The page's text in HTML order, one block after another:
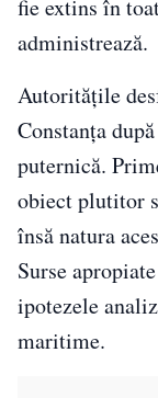
fie extins în
administrează.
Autoritățile
Constanța
puternică.
obiect plutitor
însă natura
Surse
ipotezele
maritime.